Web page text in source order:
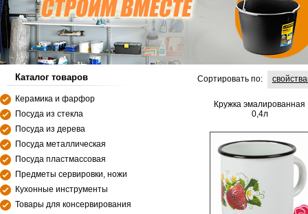
Каталог товаров
Керамика и фарфор
Посуда из стекла
Посуда из дерева
Посуда металлическая
Посуда пластмассовая
Предметы сервировки, ножи
Кухонные инструменты
Товары для консервирования
Сортировать по:
Кружка эмалированная
0,4л